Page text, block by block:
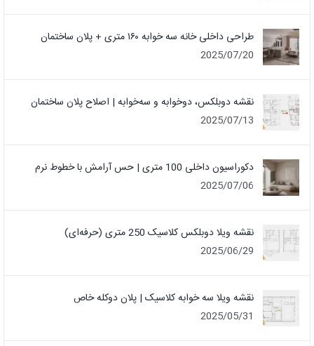
طراحی داخلی خانه سه خوابه ۱۶۰ متری + پلان ساختمان
2025/07/20
نقشه دوبلکس، دوخوابه و سه‌خوابه | اصلاح پلان ساختمان
2025/07/13
دکوراسیون داخلی 100 متری | حس آرامش با خطوط نرم
2025/07/06
نقشه ویلا دوبلکس کلاسیک 250 متری (حرفه‌ای)
2025/06/29
نقشه ویلا سه خوابه کلاسیک | پلان دوکله خاص
2025/05/31